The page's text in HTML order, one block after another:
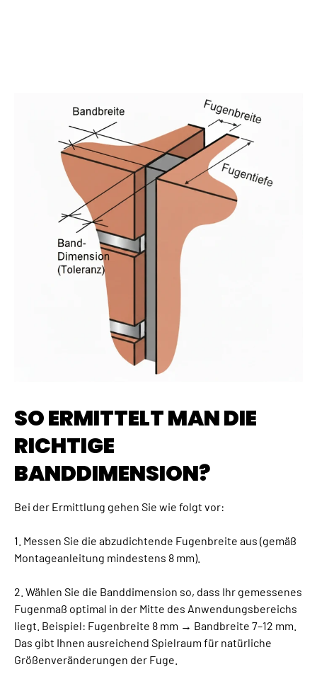
SO ERMITTELT MAN DIE
RICHTIGE
BANDDIMENSION?
Bei der Ermittlung gehen Sie wie folgt vor:
1. Messen Sie die abzudichtende Fugenbreite aus (gemäß
Montageanleitung mindestens 8 mm).
2. Wählen Sie die Banddimension so, dass Ihr gemessenes
Fugenmaß optimal in der Mitte des Anwendungsbereichs
liegt. Beispiel: Fugenbreite 8 mm → Bandbreite 7–12 mm.
Das gibt Ihnen ausreichend Spielraum für natürliche
Größenveränderungen der Fuge.